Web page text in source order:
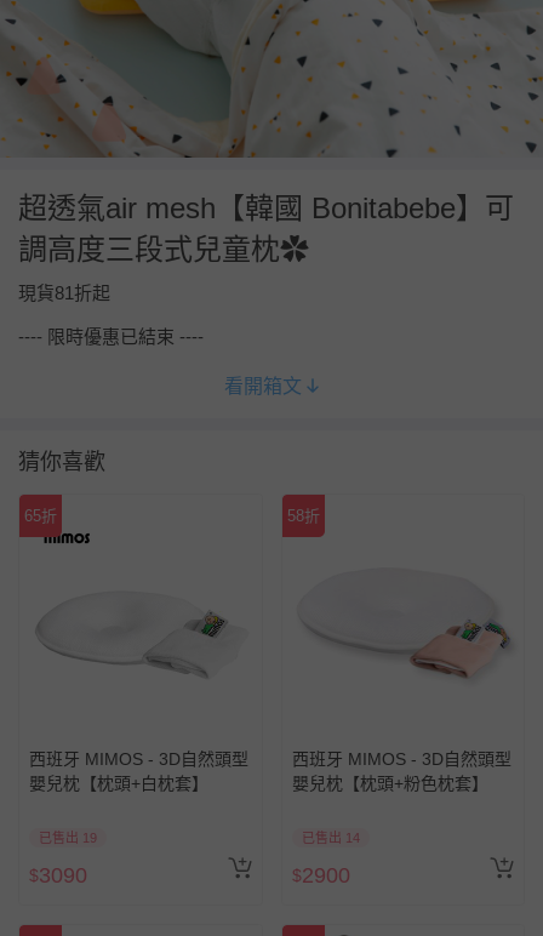
超透氣air mesh【韓國 Bonitabebe】可
調高度三段式兒童枕✿
現貨81折起
---- 限時優惠已結束 ----
看開箱文
猜你喜歡
65折
西班牙 MIMOS - 3D自然頭型
嬰兒枕【枕頭+白枕套】
已售出 19
$3090
58折
西班牙 MIMOS - 3D自然頭型
嬰兒枕【枕頭+粉色枕套】
已售出 14
$2900